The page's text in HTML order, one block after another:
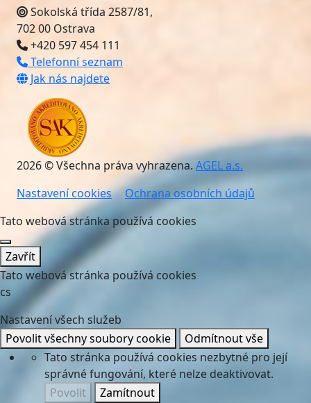
Sokolská třída 2587/81,
702 00 Ostrava
+420 597 454 111
Telefonní seznam
Jak nás najdete
2026 © Všechna práva vyhrazena.AGEL a.s.
Nastavení cookies
Ochrana osobních údajů
Tato webová stránka používá cookies
Zavřít
Tato webová stránka používá cookies
cs
Nastavení všech služeb
Povolit všechny soubory cookie
Odmítnout vše
Tato stránka používá cookies nezbytné pro její
správné fungování, které nelze deaktivovat.
Povolit
Zamítnout